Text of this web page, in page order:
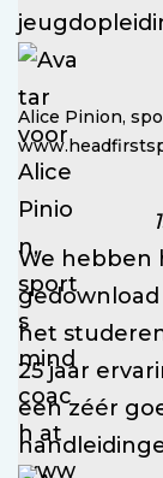
Alice Pinion,
We hebben
het
25 jaar
een zéér